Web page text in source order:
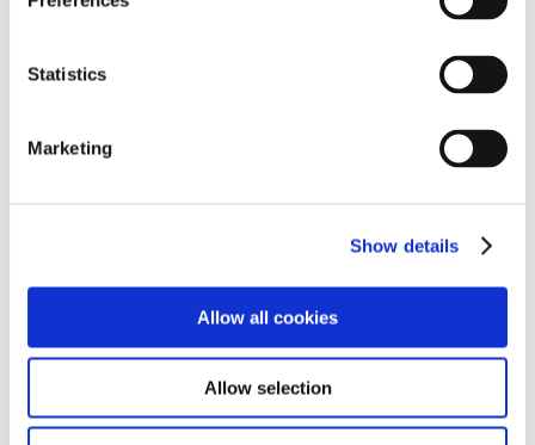
Statistics
Marketing
Show details
Allow all cookies
Allow selection
Isabelle Graeff
René Graetz
Karolina Grywnowicz
Kunstraum Kreuzberg/Bethanien
KVOST - Kunstverein Ost
Galerie Nordenhake
Marcia Hafif Galerie Nordenhake
Villa Schöningen
Edition Block
Barbara Hammer Villa Schöningen